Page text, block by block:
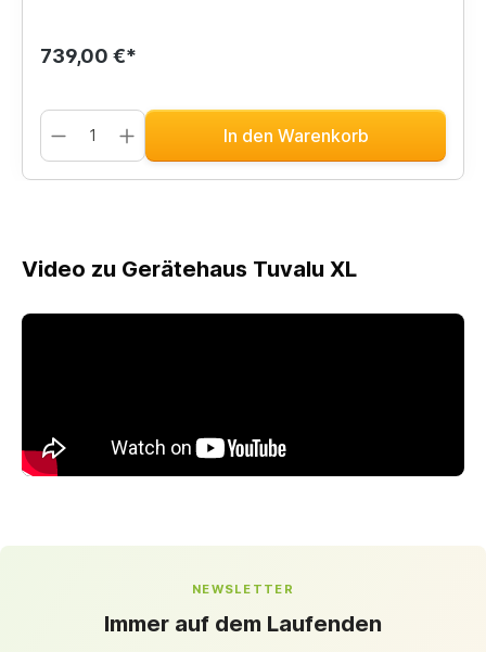
739,00 €*
In den Warenkorb
Video zu Gerätehaus Tuvalu XL
NEWSLETTER
Immer auf dem Laufenden